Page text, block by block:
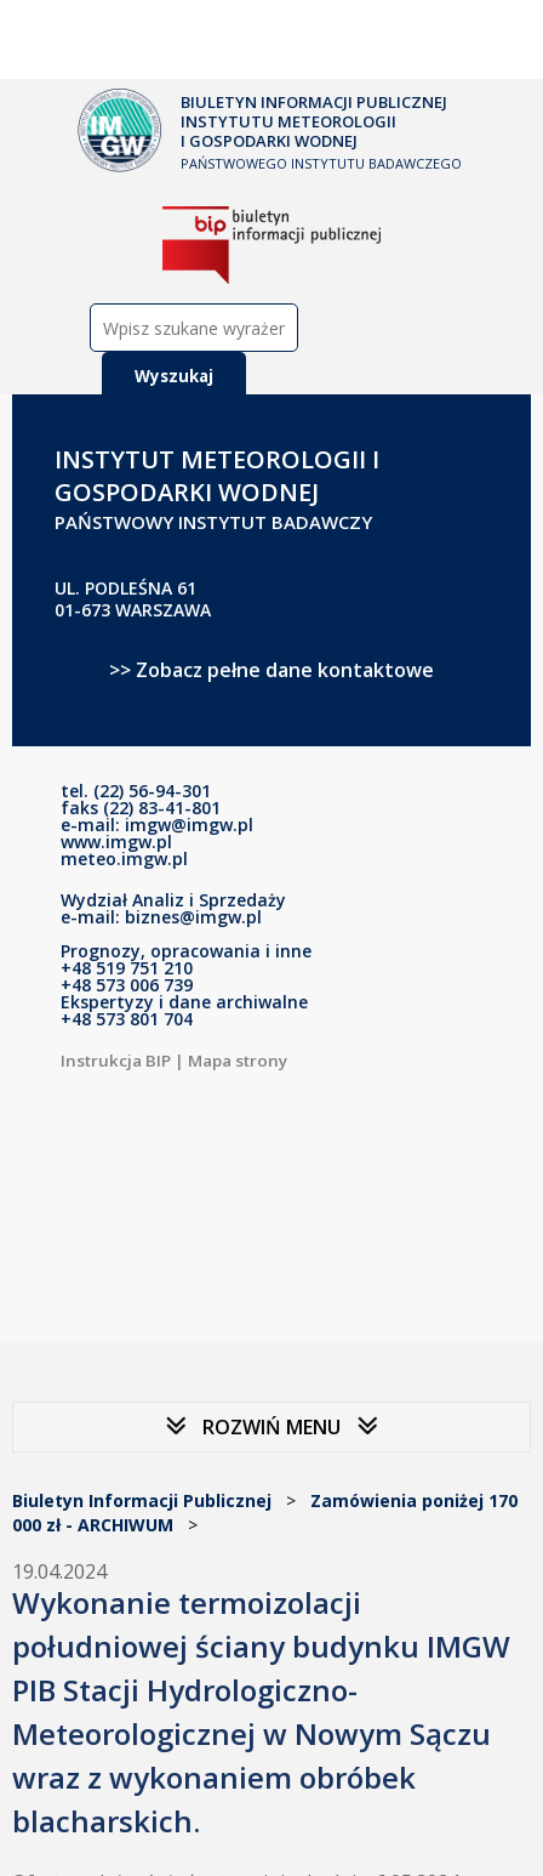
BIULETYN INFORMACJI PUBLICZNEJ
INSTYTUTU METEOROLOGII
I GOSPODARKI WODNEJ
PAŃSTWOWEGO INSTYTUTU BADAWCZEGO
INSTYTUT METEOROLOGII I
GOSPODARKI WODNEJ
PAŃSTWOWY INSTYTUT BADAWCZY
UL. PODLEŚNA 61
01-673 WARSZAWA
>> Zobacz pełne dane kontaktowe
tel. (22) 56-94-301
faks (22) 83-41-801
e-mail: imgw@imgw.pl
www.imgw.pl
meteo.imgw.pl
Wydział Analiz i Sprzedaży
e-mail: biznes@imgw.pl
Prognozy, opracowania i inne
+48 519 751 210
+48 573 006 739
Ekspertyzy i dane archiwalne
+48 573 801 704
Instrukcja BIP | Mapa strony
ROZWIŃ MENU
Biuletyn Informacji Publicznej > Zamówienia poniżej 170
000 zł - ARCHIWUM >
19.04.2024
Wykonanie termoizolacji
południowej ściany budynku IMGW
PIB Stacji Hydrologiczno-
Meteorologicznej w Nowym Sączu
wraz z wykonaniem obróbek
blacharskich.